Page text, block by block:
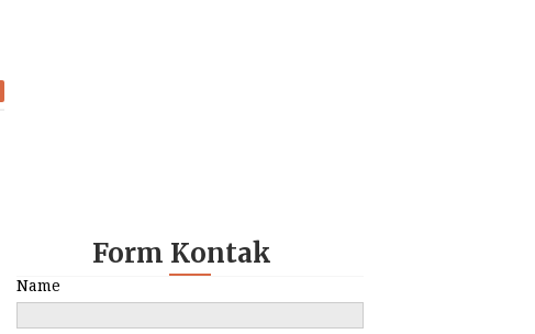
Form Kontak
Name